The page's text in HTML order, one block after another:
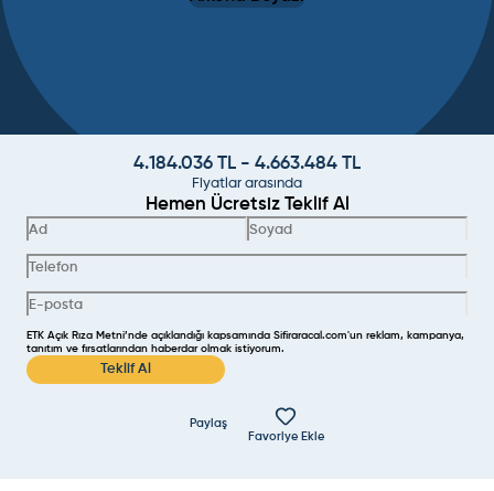
4.184.036 TL - 4.663.484 TL
Fiyatlar arasında
Hemen Ücretsiz Teklif Al
ETK Açık Rıza Metni’nde açıklandığı kapsamında Sifiraracal.com'un reklam, kampanya,
tanıtım ve fırsatlarından haberdar olmak istiyorum.
Teklif Al
Paylaş
Favoriye Ekle